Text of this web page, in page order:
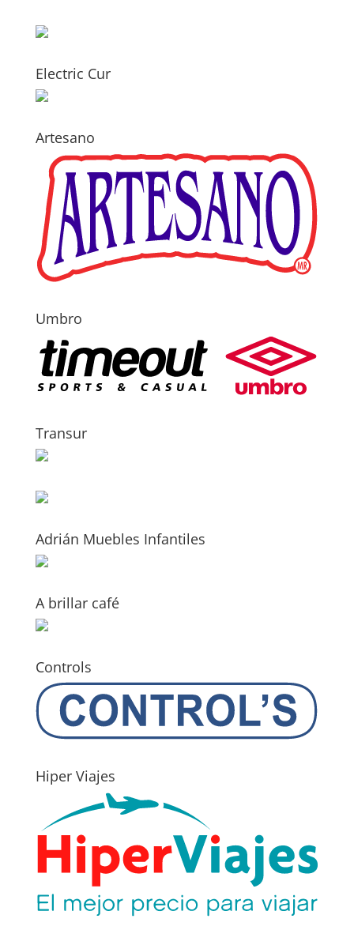
Electric Cur
Artesano
Umbro
Transur
Adrián Muebles Infantiles
A brillar café
Controls
Hiper Viajes